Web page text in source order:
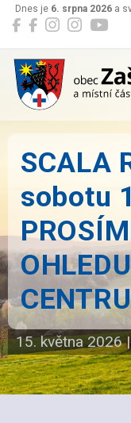
Dnes je 6. srpna 2026a
Zašová
SCALA
sobotu
15. května 2026|